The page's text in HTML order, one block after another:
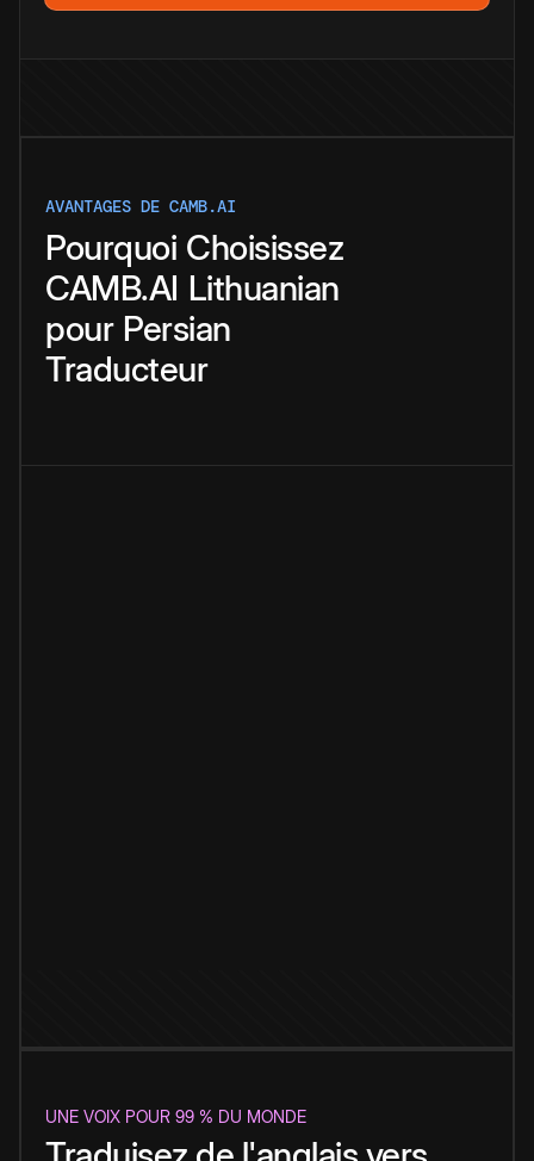
AVANTAGES DE CAMB.AI
Pourquoi Choisissez
CAMB.AI Lithuanian
pour Persian
Traducteur
UNE VOIX POUR 99 % DU MONDE